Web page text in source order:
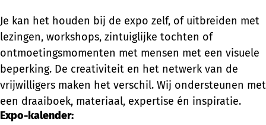
Je kan het houden bij de expo zelf, of uitbreiden met
lezingen, workshops, zintuiglijke tochten of
ontmoetingsmomenten met mensen met een visuele
beperking. De creativiteit en het netwerk van de
vrijwilligers maken het verschil. Wij ondersteunen met
een draaiboek, materiaal, expertise én inspiratie.
Expo-kalender: